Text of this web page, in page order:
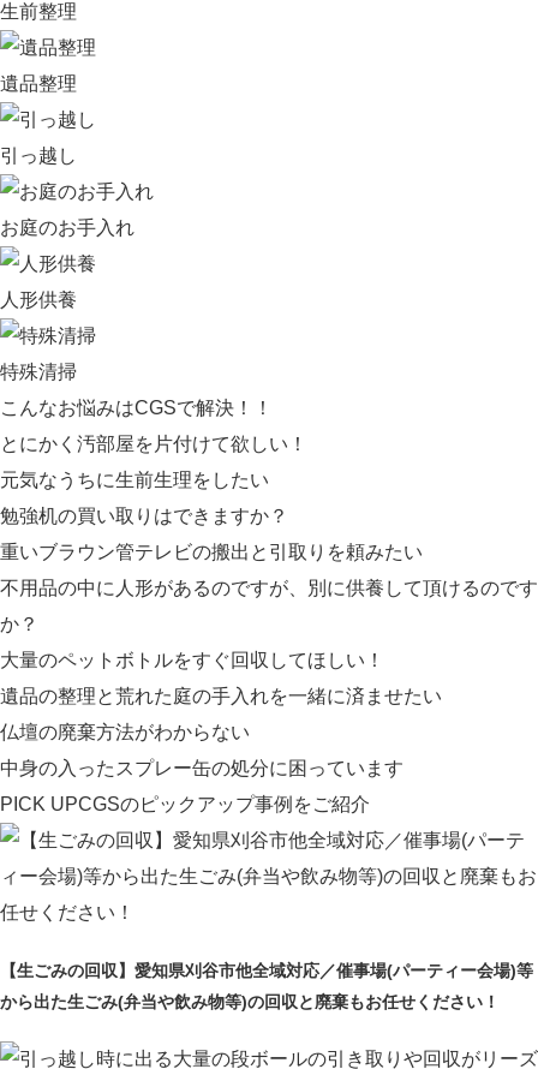
生前整理
遺品整理
引っ越し
お庭のお手入れ
人形供養
特殊清掃
こんなお悩みはCGSで解決！！
とにかく汚部屋を片付けて欲しい！
元気なうちに生前生理をしたい
勉強机の買い取りはできますか？
重いブラウン管テレビの搬出と引取りを頼みたい
不用品の中に人形があるのですが、別に供養して頂けるのです
か？
大量のペットボトルをすぐ回収してほしい！
遺品の整理と荒れた庭の手入れを一緒に済ませたい
仏壇の廃棄方法がわからない
中身の入ったスプレー缶の処分に困っています
PICK UPCGSのピックアップ事例をご紹介
【生ごみの回収】愛知県刈谷市他全域対応／催事場(パーティー会場)等
から出た生ごみ(弁当や飲み物等)の回収と廃棄もお任せください！